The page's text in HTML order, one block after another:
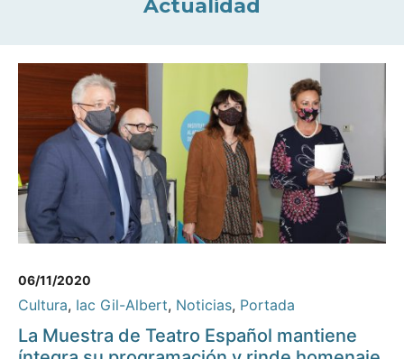
Actualidad
06/11/2020
Cultura, Iac Gil-Albert, Noticias, Portada
La Muestra de Teatro Español mantiene